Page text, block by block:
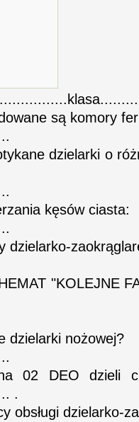
są komory
dzielarki o
kęsów ciasta:
dzielarko-
"KOLEJNE
dzielarki nożowej?
02 DEO dzieli
.
obsługi dzielarko-